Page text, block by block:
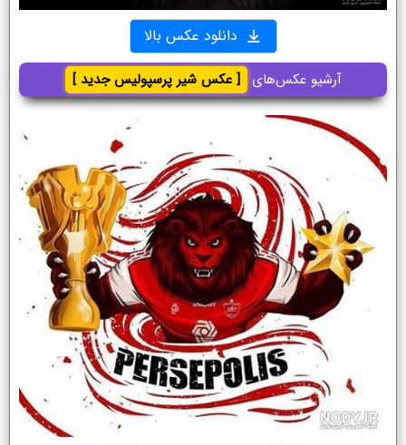
دانلود عکس بالا
آرشیو عکس‌های [ عکس شیر پرسپولیس جدید ]